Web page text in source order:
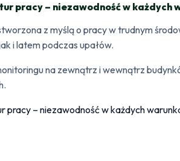
pracy – niezawodność w każdych
z myślą o pracy w trudnym
i latem podczas upałów.
na zewnątrz i wewnątrz